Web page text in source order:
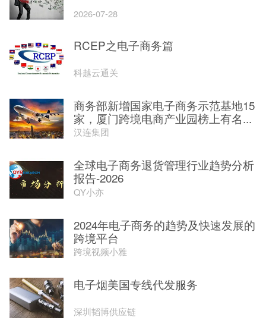
2026-07-28
RCEP之电子商务篇
科越云通关
商务部新增国家电子商务示范基地15
家，厦门跨境电商产业园榜上有名...
汉连集团
全球电子商务退货管理行业趋势分析
报告-2026
QY小亦
2024年电子商务的趋势及快速发展的
跨境平台
跨境视频小雅
电子烟美国专线代发服务
深圳韬博供应链